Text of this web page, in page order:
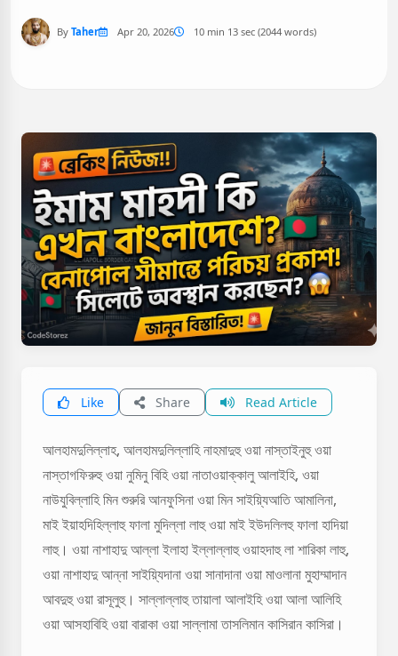
By Taher Apr 20, 2026 10 min 13 sec (2044 words)
Like Share Read Article
আলহামদুলিল্লাহ, আলহামদুলিল্লাহি নাহমাদুহু ওয়া নাস্তাইনুহু ওয়া
নাস্তাগফিরুহু ওয়া নুমিনু বিহি ওয়া নাতাওয়াক্কালু আলাইহি, ওয়া
নাউযুবিল্লাহি মিন শুরুরি আনফুসিনা ওয়া মিন সাইয়্যিআতি আমালিনা,
মাই ইয়াহদিহিল্লাহু ফালা মুদিল্লা লাহু ওয়া মাই ইউদলিলহু ফালা হাদিয়া
লাহু। ওয়া নাশাহাদু আল্লা ইলাহা ইল্লাল্লাহু ওয়াহদাহু লা শারিকা লাহু,
ওয়া নাশাহাদু আন্না সাইয়্যিদানা ওয়া সানাদানা ওয়া মাওলানা মুহাম্মাদান
আবদুহু ওয়া রাসূলুহু। সাল্লাল্লাহু তায়ালা আলাইহি ওয়া আলা আলিহি
ওয়া আসহাবিহি ওয়া বারাকা ওয়া সাল্লামা তাসলিমান কাসিরান কাসিরা।